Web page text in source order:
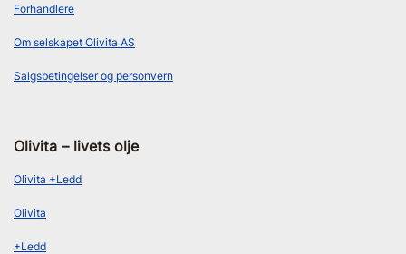
Forhandlere
Om selskapet Olivita AS
Salgsbetingelser og personvern
Olivita – livets olje
Olivita +Ledd
Olivita
+Ledd